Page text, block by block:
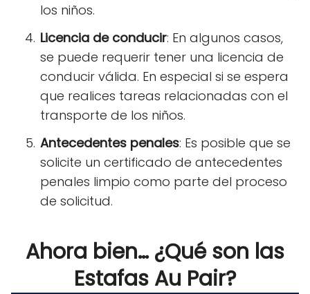
los niños.
Licencia de conducir: En algunos casos,
se puede requerir tener una licencia de
conducir válida. En especial si se espera
que realices tareas relacionadas con el
transporte de los niños.
Antecedentes penales: Es posible que se
solicite un certificado de antecedentes
penales limpio como parte del proceso
de solicitud.
Ahora bien… ¿Qué son las
Estafas Au Pair?